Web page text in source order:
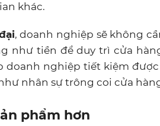
khác.
, doanh nghiệp sẽ không
như tiền để duy trì cửa
doanh nghiệp tiết kiệm
nhân sự trông coi cửa
phẩm hơn